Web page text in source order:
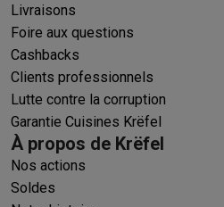
Livraisons
Foire aux questions
Cashbacks
Clients professionnels
Lutte contre la corruption
Garantie Cuisines Krëfel
À propos de Krëfel
Nos actions
Soldes